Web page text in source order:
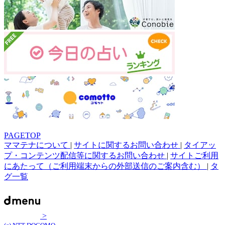
PAGETOP
ママテナについて | サイトに関するお問い合わせ | タイアッ
プ・コンテンツ配信等に関するお問い合わせ | サイトご利用
にあたって（ご利用端末からの外部送信のご案内含む） | タ
グ一覧
>